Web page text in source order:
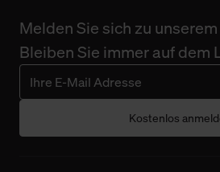
Melden Sie sich zu
Bleiben Sie immer auf dem
Kostenlos